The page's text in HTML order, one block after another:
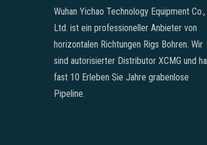
Wuhan Yichao Technology Equipment Co.,
Ltd. ist ein professioneller Anbieter von
horizontalen Richtungen Rigs Bohren. Wir
sind autorisierter Distributor XCMG und
fast 10 Erleben Sie Jahre grabenlose
Pipeline.